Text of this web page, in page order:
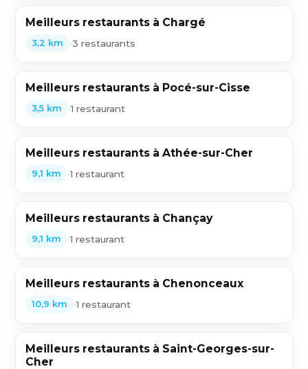
Meilleurs restaurants à Chargé
3,2 km •3 restaurants
Meilleurs restaurants à Pocé-sur-Cisse
3,5 km •1 restaurant
Meilleurs restaurants à Athée-sur-Cher
9,1 km •1 restaurant
Meilleurs restaurants à Chançay
9,1 km •1 restaurant
Meilleurs restaurants à Chenonceaux
10,9 km •1 restaurant
Meilleurs restaurants à Saint-Georges-sur-
Cher